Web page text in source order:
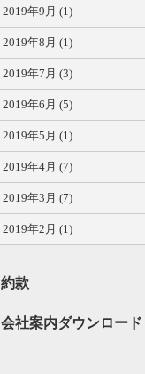
2019年9月 (1)
2019年8月 (1)
2019年7月 (3)
2019年6月 (5)
2019年5月 (1)
2019年4月 (7)
2019年3月 (7)
2019年2月 (1)
約款
会社案内ダウンロード